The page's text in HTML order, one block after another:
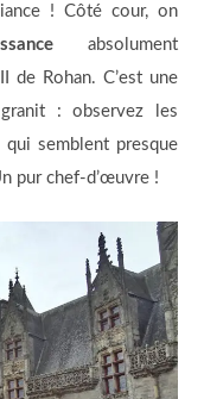
! Côté cour, on
absolument
de Rohan. C’est une
: observez les
qui semblent presque
pur chef-d’œuvre !